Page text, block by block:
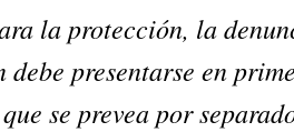
la protección, la
debe presentarse en
se prevea por